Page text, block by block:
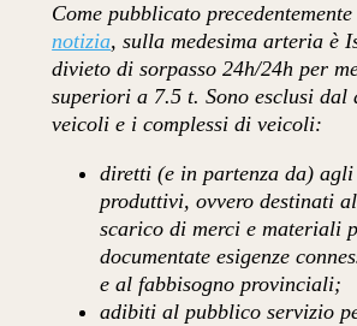
Come pubblicato
notizia, sulla medesima arteria è
divieto di sorpasso 24h/24h per
superiori a 7.5 t. Sono esclusi dal
veicoli e i complessi di veicoli:
diretti (e in partenza da)
produttivi, ovvero destinati
scarico di merci e materiali
documentate esigenze
e al fabbisogno provinciali;
adibiti al pubblico servizio